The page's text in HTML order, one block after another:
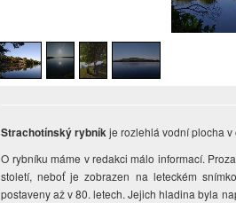
Strachotínský rybníkje rozlehlá vodní plocha v
O rybníku máme v redakci málo informací.
století, neboť je zobrazen na leteckém
postaveny až v 80. letech. Jejich hladina byla